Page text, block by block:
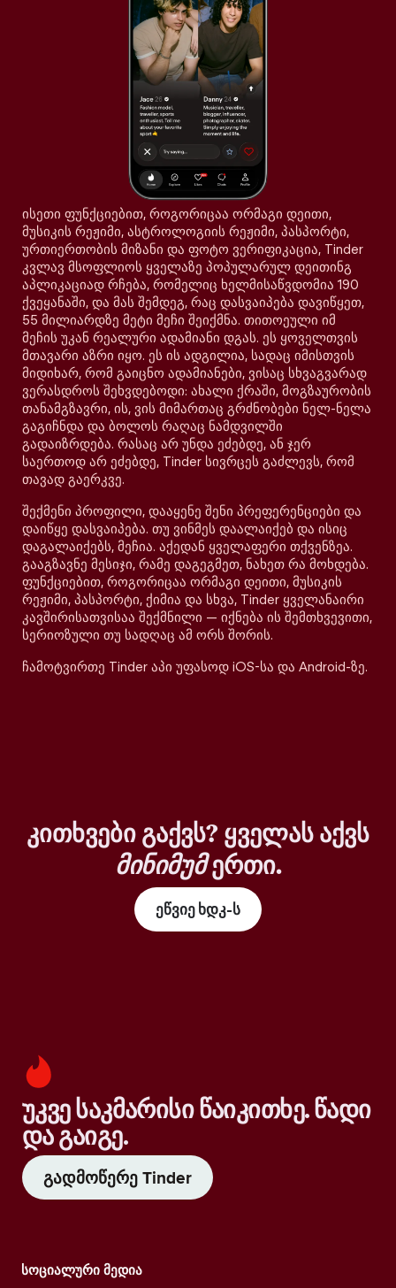
ისეთი ფუნქციებით, როგორიცაა ორმაგი დეითი,
მუსიკის რეჟიმი, ასტროლოგიის რეჟიმი, პასპორტი,
ურთიერთობის მიზანი და ფოტო ვერიფიკაცია, Tinder
კვლავ მსოფლიოს ყველაზე პოპულარულ დეითინგ
აპლიკაციად რჩება, რომელიც ხელმისაწვდომია 190
ქვეყანაში, და მას შემდეგ, რაც დასვაიპება დავიწყეთ,
55 მილიარდზე მეტი მეჩი შეიქმნა. თითოეული იმ
მეჩის უკან რეალური ადამიანი დგას. ეს ყოველთვის
მთავარი აზრი იყო. ეს ის ადგილია, სადაც იმისთვის
მიდიხარ, რომ გაიცნო ადამიანები, ვისაც სხვაგვარად
ვერასდროს შეხვდებოდი: ახალი ქრაში, მოგზაურობის
თანამგზავრი, ის, ვის მიმართაც გრძნობები ნელ-ნელა
გაგიჩნდა და ბოლოს რაღაც ნამდვილში
გადაიზრდება. რასაც არ უნდა ეძებდე, ან ჯერ
საერთოდ არ ეძებდე, Tinder სივრცეს გაძლევს, რომ
თავად გაერკვე.
შექმენი პროფილი, დააყენე შენი პრეფერენციები და
დაიწყე დასვაიპება. თუ ვინმეს დაალაიქებ და ისიც
დაგალაიქებს, მეჩია. აქედან ყველაფერი თქვენზეა.
გააგზავნე მესიჯი, რამე დაგეგმეთ, ნახეთ რა მოხდება.
ფუნქციებით, როგორიცაა ორმაგი დეითი, მუსიკის
რეჟიმი, პასპორტი, ქიმია და სხვა, Tinder ყველანაირი
კავშირისათვისაა შექმნილი — იქნება ის შემთხვევითი,
სერიოზული თუ სადღაც ამ ორს შორის.
ჩამოტვირთე Tinder აპი უფასოდ iOS-სა და Android-ზე.
კითხვები გაქვს? ყველას აქვს
მინიმუმერთი.
ეწვიე ხდკ-ს
უკვე საკმარისი წაიკითხე. წადი
და გაიგე.
გადმოწერე Tinder
სოციალური მედია